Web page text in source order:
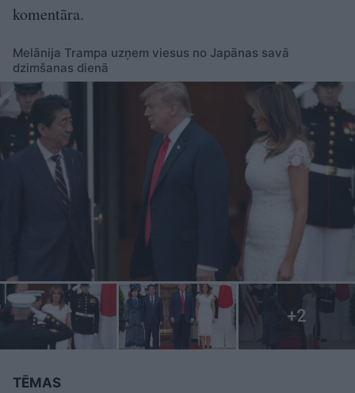
komentāra.
Melānija Trampa uzņem viesus no Japānas savā
dzimšanas dienā
TĒMAS